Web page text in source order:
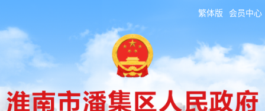
繁体版 会员中心